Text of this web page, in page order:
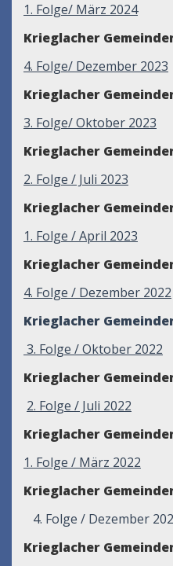
1. Folge/ März 2024
Krieglacher
4. Folge/ Dezember 2023
Krieglacher
3. Folge/ Oktober 2023
Krieglacher
2. Folge / Juli 2023
Krieglacher
1. Folge / April 2023
Krieglacher
4. Folge / Dezember 2022
Krieglacher
3. Folge / Oktober 2022
Krieglacher
2. Folge / Juli 2022
Krieglacher
1. Folge / März 2022
Krieglacher
4. Folge / Dezember
Krieglacher